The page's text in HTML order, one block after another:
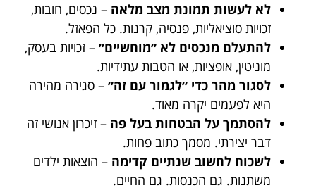
לא לעשות תמונת מצב מלאה – נכסים, חובות,
זכויות סוציאליות, פנסיה, קרנות. כל הפאזל.
להתעלם מנכסים לא ״מוחשיים״ – זכויות בעסק,
מוניטין, אופציות, או הטבות עתידיות.
לסגור מהר כדי ״לגמור עם זה״ – סגירה מהירה
היא לפעמים יקרה מאוד.
להסתמך על הבטחות בעל פה – זיכרון אנושי זה
דבר יצירתי. מסמך כתוב פחות.
לשכוח לחשוב שנתיים קדימה – הוצאות ילדים
משתנות. גם הכנסות. גם החיים.